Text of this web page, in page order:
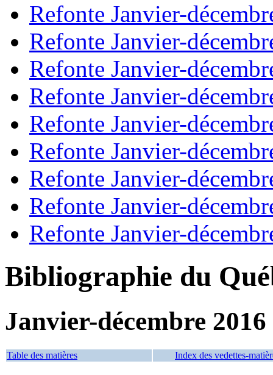
Refonte Janvier-
Refonte Janvier-
Refonte Janvier-
Refonte Janvier-
Refonte Janvier-
Refonte Janvier-
Refonte Janvier-
Refonte Janvier-
Refonte Janvier-
Bibliographie du
Janvier-décembre 2016
Table des matières Index des vedettes-